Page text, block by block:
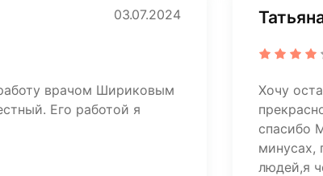
03.07.2024
врачом Шириковым
Его работой я
Хочу
спасибо
минусах,
людей,я